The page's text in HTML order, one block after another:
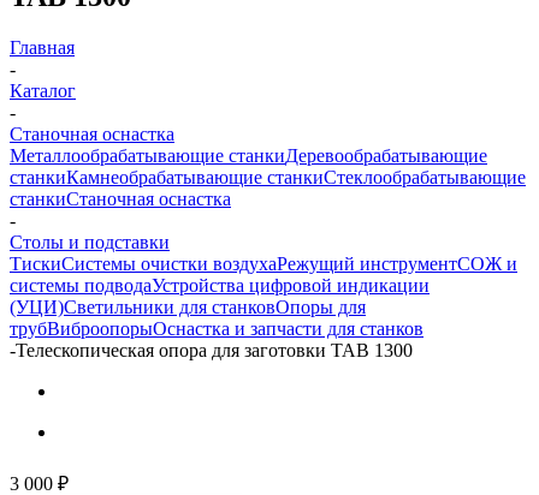
Главная
-
Каталог
-
Станочная оснастка
Металлообрабатывающие станкиДеревообрабатывающие
станкиКамнеобрабатывающие станкиСтеклообрабатывающие
станкиСтаночная оснастка
-
Столы и подставки
ТискиСистемы очистки воздухаРежущий инструментСОЖ и
системы подводаУстройства цифровой индикации
(УЦИ)Светильники для станковОпоры для
трубВиброопорыОснастка и запчасти для станков
-Телескопическая опора для заготовки TAB 1300
3 000 ₽